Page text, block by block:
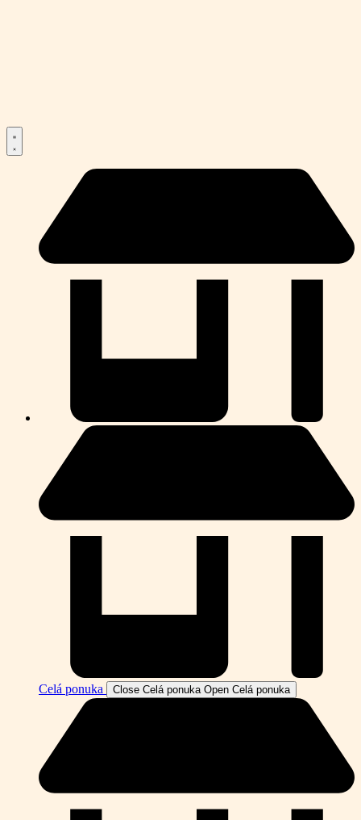
Celá ponuka Close Celá ponuka Open Celá ponuka